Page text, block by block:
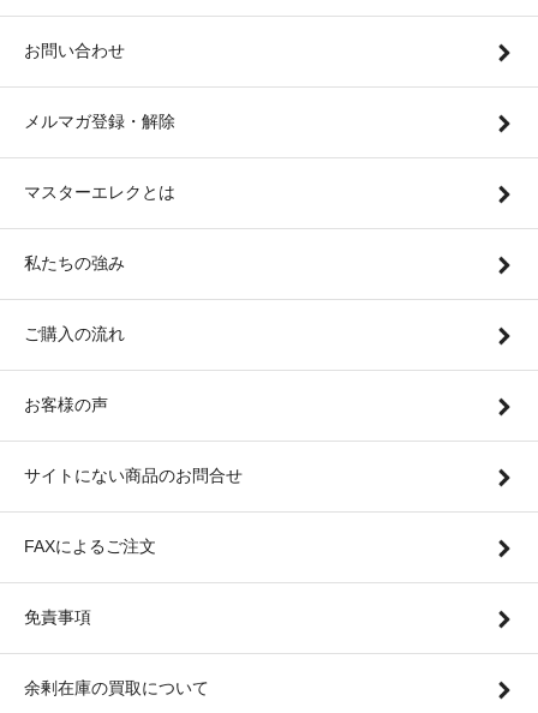
お問い合わせ
メルマガ登録・解除
マスターエレクとは
私たちの強み
ご購入の流れ
お客様の声
サイトにない商品のお問合せ
FAXによるご注文
免責事項
余剰在庫の買取について